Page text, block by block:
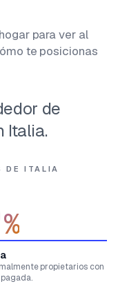
para ver al
te posicionas
de
Italia.
DE ITALIA
%
propietarios con